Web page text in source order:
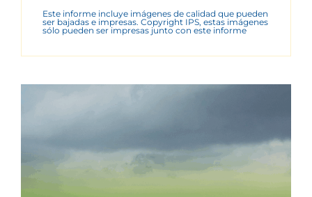
Este informe incluye imágenes de calidad que pueden
ser bajadas e impresas. Copyright IPS, estas imágenes
sólo pueden ser impresas junto con este informe